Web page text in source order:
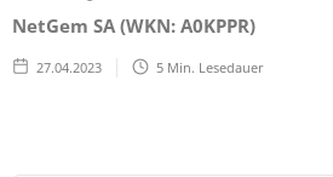
NetGem SA (WKN: A0KPPR)
27.04.2023 5 Min. Lesedauer